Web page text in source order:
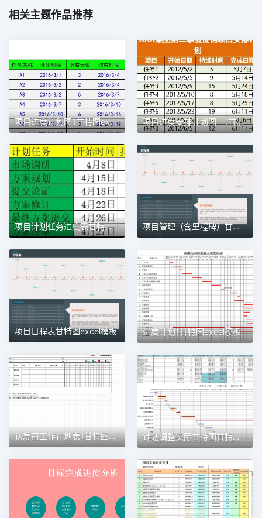
相关主题作品推荐
项目进度计划图1甘特图excel模板 项目进度安排计划图-（甘特图）1甘特图excel模板
项目计划任务进度表甘特图1甘特图excel模板 项目管理（含里程碑）甘特图excel模板
项目日程表甘特图excel模板 进度计划1甘特图excel模板
认筹前工作计划表1甘特图excel模板 计划调整实际甘特图甘特图excel模板